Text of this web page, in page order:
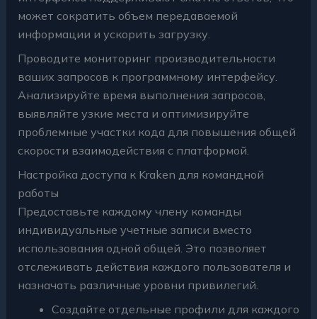
может сократить объем передаваемой
информации и ускорить загрузку.
Проводите мониторинг производительности
ваших запросов к программному интерфейсу.
Анализируйте время выполнения запросов,
выявляйте узкие места и оптимизируйте
проблемные участки кода для повышения общей
скорости взаимодействия с платформой.
Настройка доступа к Kraken для командной
работы
Предоставьте каждому члену команды
индивидуальные учетные записи вместо
использования одной общей. Это позволяет
отслеживать действия каждого пользователя и
назначать различные уровни привилегий.
Создайте отдельные профили для каждого